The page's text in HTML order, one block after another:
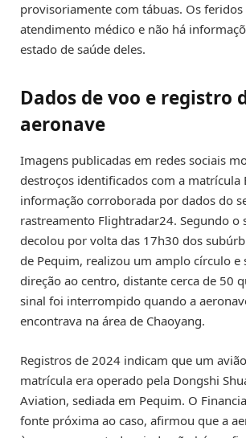
provisoriamente com tábuas. Os feridos
atendimento médico e não há
estado de saúde deles.
Dados de voo e registro
aeronave
Imagens publicadas em redes sociais
destroços identificados com a matrícula
informação corroborada por dados do
rastreamento Flightradar24. Segundo o
decolou por volta das 17h30 dos
de Pequim, realizou um amplo círculo e
direção ao centro, distante cerca de 50
sinal foi interrompido quando a
encontrava na área de Chaoyang.
Registros de 2024 indicam que um
matrícula era operado pela Dongshi
Aviation, sediada em Pequim. O
fonte próxima ao caso, afirmou que a